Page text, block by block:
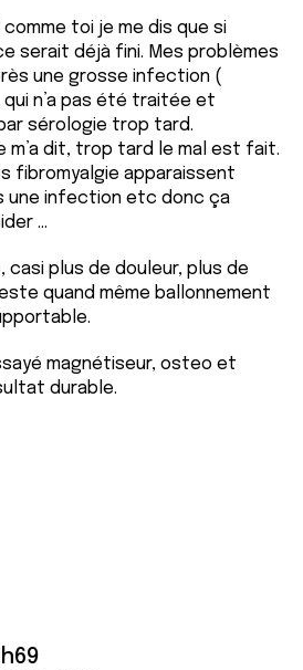
comme toi je me dis que si
serait déjà fini. Mes problèmes
une grosse infection (
n’a pas été traitée et
sérologie trop tard.
m’a dit, trop tard le mal est fait.
fibromyalgie apparaissent
une infection etc donc ça
...
casi plus de douleur, plus de
quand même ballonnement
magnétiseur, osteo et
durable.